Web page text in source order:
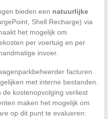
bieden een natuurlijke
Shell Recharge) via
het mogelijk om
per voertuig en per
invoer.
facturen
met interne bestanden.
kostenopvolging verliest
maken het mogelijk om
op dit punt te evalueren: